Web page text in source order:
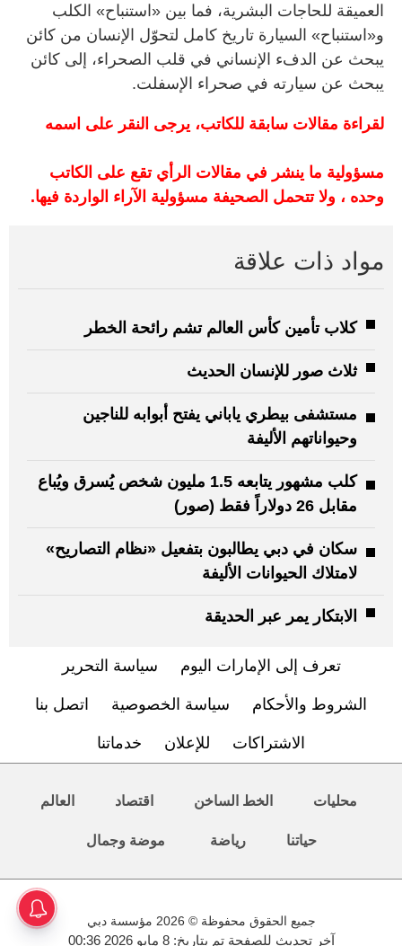
العميقة للحاجات البشرية، فما بين «استنباح» الكلب
و«استنباح» السيارة تاريخ كامل لتحوّل الإنسان من كائن
يبحث عن الدفء الإنساني في قلب الصحراء، إلى كائن
يبحث عن سيارته في صحراء الإسفلت.
لقراءة مقالات سابقة للكاتب، يرجى النقر على اسمه
مسؤولية ما ينشر في مقالات الرأي تقع على الكاتب
وحده ، ولا تتحمل الصحيفة مسؤولية الآراء الواردة فيها.
مواد ذات علاقة
كلاب تأمين كأس العالم تشم رائحة الخطر
ثلاث صور للإنسان الحديث
مستشفى بيطري ياباني يفتح أبوابه للناجين
وحيواناتهم الأليفة
كلب مشهور يتابعه 1.5 مليون شخص يُسرق ويُباع
مقابل 26 دولاراً فقط (صور)
سكان في دبي يطالبون بتفعيل «نظام التصاريح»
لامتلاك الحيوانات الأليفة
الابتكار يمر عبر الحديقة
تعرف إلى الإمارات اليوم سياسة التحرير
الشروط والأحكام سياسة الخصوصية اتصل بنا
الاشتراكات للإعلان خدماتنا
محليات الخط الساخن اقتصاد العالم
حياتنا رياضة موضة وجمال
جميع الحقوق محفوظة © 2026 مؤسسة دبي
آخر تحديث للصفحة تم بتاريخ: 8 مايو 2026 00:36